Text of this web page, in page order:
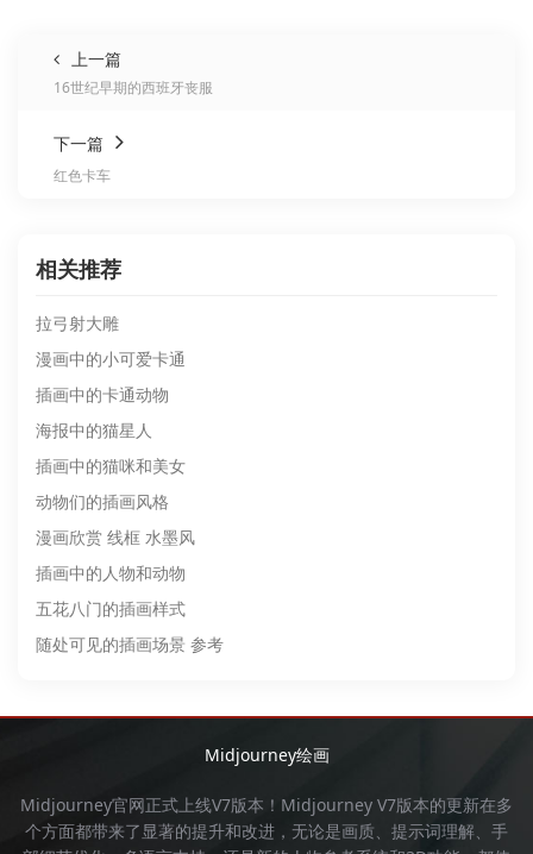
上一篇
16世纪早期的西班牙丧服
下一篇
红色卡车
相关推荐
拉弓射大雕
漫画中的小可爱卡通
插画中的卡通动物
海报中的猫星人
插画中的猫咪和美女
动物们的插画风格
漫画欣赏 线框 水墨风
插画中的人物和动物
五花八门的插画样式
随处可见的插画场景 参考
Midjourney绘画
Midjourney官网正式上线V7版本！ Midjourney V7版本的更新在多
个方面都带来了显著的提升和改进，无论是画质、提示词理解、手